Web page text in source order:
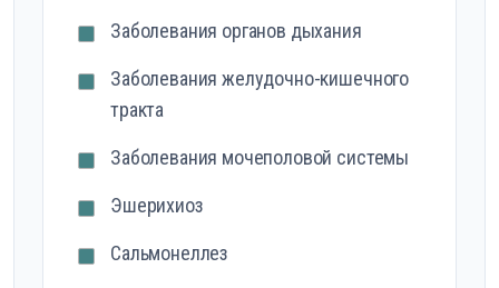
Заболевания органов дыхания
Заболевания желудочно-кишечного
тракта
Заболевания мочеполовой системы
Эшерихиоз
Сальмонеллез